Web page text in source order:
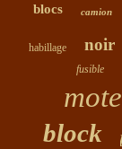
blocs camion
habillage noir
fusible
block